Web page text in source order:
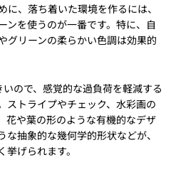
、落ち着いた環境を作るには、
ンを使うのが一番です。特に、自
グリーンの柔らかい色調は効果的
ので、感覚的な過負荷を軽減する
ストライプやチェック、水彩画の
花や葉の形のような有機的なデザ
抽象的な幾何学的形状などが、
げられます。